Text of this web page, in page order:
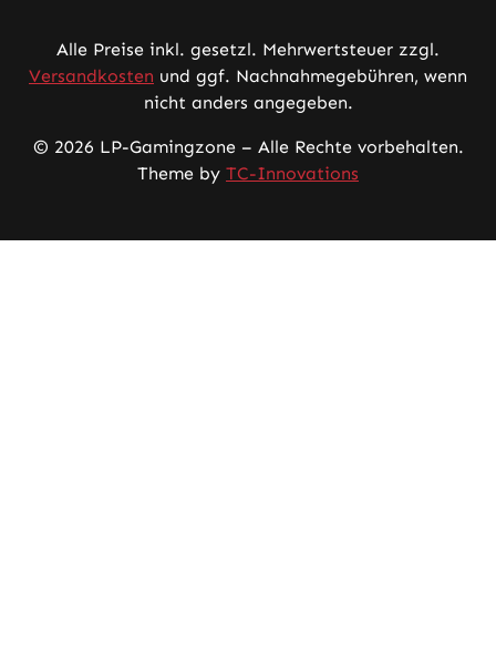
Alle Preise inkl. gesetzl. Mehrwertsteuer zzgl.
Versandkosten und ggf. Nachnahmegebühren, wenn
nicht anders angegeben.
© 2026 LP-Gamingzone – Alle Rechte vorbehalten.
Theme by TC-Innovations